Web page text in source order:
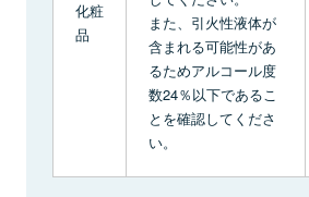
化粧
品
また、引火性液体が
含まれる可能性があ
るためアルコール度
数24％以下であるこ
とを確認してくださ
い。